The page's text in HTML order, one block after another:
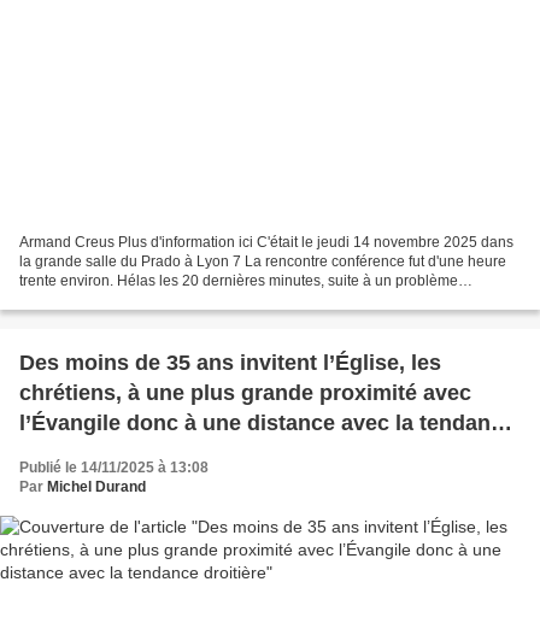
Armand Creus Plus d'information ici C'était le jeudi 14 novembre 2025 dans
la grande salle du Prado à Lyon 7 La rencontre conférence fut d'une heure
trente environ. Hélas les 20 dernières minutes, suite à un problème
Des moins de 35 ans invitent l’Église, les
chrétiens, à une plus grande proximité avec
l’Évangile donc à une distance avec la tendance
droitière
Publié le 14/11/2025 à 13:08
Par Michel Durand